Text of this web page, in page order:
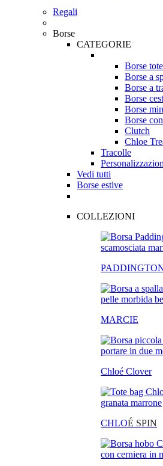
Regali
Borse
CATEGORIE
Borse tote
Borse a
Borse a
Borse
Borse
Borse
Clutch
Chloe
Tracolle
Vedi tutti
Borse estive
COLLEZIONI
MARCIE
Chloé Clover
CHLOÉ SPIN